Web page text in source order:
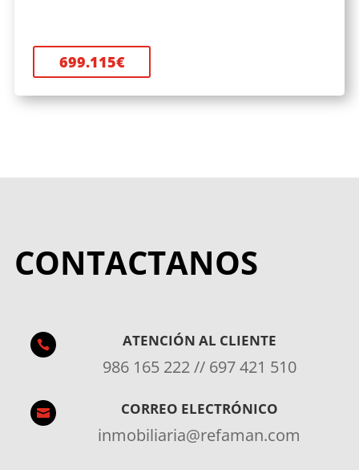
699.115€
CONTACTANOS
 ATENCIÓN AL CLIENTE
986 165 222 // 697 421 510
 CORREO ELECTRÓNICO
inmobiliaria@refaman.com